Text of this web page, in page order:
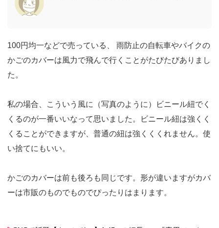
100円均一などで売っている、 雨防止の自転車やバイクの
かごのカバーは風力で飛んで行くことがたびたびありまし
た。
私の場合、こういう風に（写真のように）ビニール紐でく
くるのが一番いいなって思いました。ビニール紐は強くく
くることができますが、普通の紐は強くくくれません。使
い捨てにもいい。
かごのカバーは前も後ろも同じです。形が違いますがカバ
ーは市販のものでものでぴったりはまります。